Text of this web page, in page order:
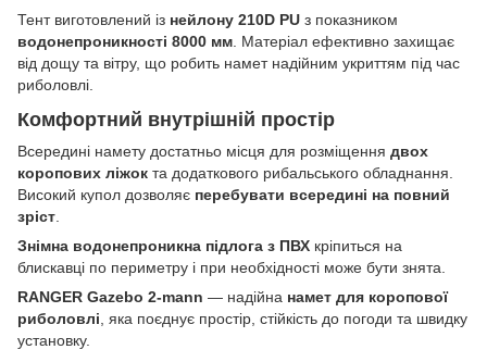
Тент виготовлений із нейлону 210D PU з показником
водонепроникності 8000 мм. Матеріал ефективно захищає
від дощу та вітру, що робить намет надійним укриттям під час
риболовлі.
Комфортний внутрішній простір
Всередині намету достатньо місця для розміщення двох
коропових ліжок та додаткового рибальського обладнання.
Високий купол дозволяє перебувати всередині на повний
зріст
Знімна водонепроникна підлога з ПВХ кріпиться на
блискавці по периметру і при необхідності може бути знята.
RANGER Gazebo 2-mann — надійна намет для коропової
риболовлі , яка поєднує простір, стійкість до погоди та швидку
установку.